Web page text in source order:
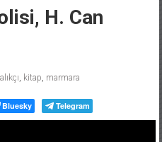
H. Can
balıkçı , kitap ,
Bluesky Telegram